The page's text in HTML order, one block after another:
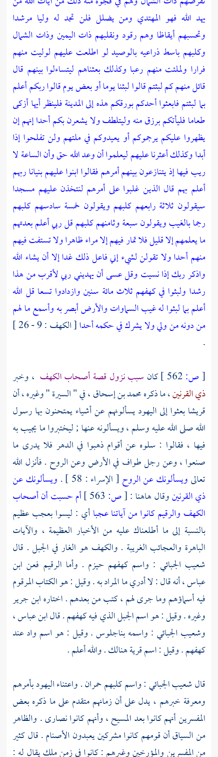
يهد الله فهو المهتدي ومن يضلل فلن تجد له وليا مرشدا
وتحسبهم أيقاظا وهم رقود ونقلبهم ذات اليمين وذات الشمال
وكلبهم باسط ذراعيه بالوصيد لو اطلعت عليهم لوليت منهم
فرارا ولملئت منهم رعبا وكذلك بعثناهم ليتساءلوا بينهم قال
قائل منهم كم لبثتم قالوا لبثنا يوما أو بعض يوم قالوا ربكم أعلم
بما لبثتم فابعثوا أحدكم بورقكم هذه إلى المدينة فلينظر أيها أزكى
طعاما فليأتكم برزق منه وليتلطف ولا يشعرن بكم أحدا إنهم إن
يظهروا عليكم يرجموكم أو يعيدوكم في ملتهم ولن تفلحوا إذا
أبدا وكذلك أعثرنا عليهم ليعلموا أن وعد الله حق وأن الساعة لا
ريب فيها إذ يتنازعون بينهم أمرهم فقالوا ابنوا عليهم بنيانا ربهم
أعلم بهم قال الذين غلبوا على أمرهم لنتخذن عليهم مسجدا
سيقولون ثلاثة رابعهم كلبهم ويقولون خمسة سادسهم كلبهم
رجما بالغيب ويقولون سبعة وثامنهم كلبهم قل ربي أعلم بعدتهم
ما يعلمهم إلا قليل فلا تمار فيهم إلا مراء ظاهرا ولا تستفت فيهم
منهم أحدا ولا تقولن لشيء إني فاعل ذلك غدا إلا أن يشاء الله
واذكر ربك إذا نسيت وقل عسى أن يهديني ربي لأقرب من هذا
رشدا ولبثوا في كهفهم ثلاث مائة سنين وازدادوا تسعا قل الله
أعلم بما لبثوا له غيب السماوات والأرض أبصر به وأسمع ما لهم
من دونه من ولي ولا يشرك في حكمه أحدا
[ الكهف : 9 - 26 ]
.
[ص: كان سبب نزول قصة أصحاب الكهف ، وخبر
ذي القرنين، ما ذكرهمحمد بن إسحاق، في " السيرة " وغيره ، أن
قريشابعثوا إلىاليهوديسألونهم عن أشياء يمتحنون بها رسول
الله صلى الله عليه وسلم ، ويسألونه عنها ; ليختبروا ما يجيب به
فيها ، فقالوا : سلوه عن أقوام ذهبوا في الدهر فلا يدرى ما
صنعوا ، وعن رجل طواف في الأرض وعن الروح . فأنزل الله
تعالىويسألونك عن الروح [ الإسراء : 58 ] .
ويسألونك عن
ذي القرنينوقال هاهنا :[ص:
أم حسبت أن أصحاب
الكهف والرقيم كانوا من آياتنا عجباأي : ليسوا بعجب عظيم
بالنسبة إلى ما أطلعناك عليه من الأخبار العظيمة ، والآيات
الباهرة والعجائب الغريبة . والكهف هو الغار في الجبل . قال
شعيب الجبائي : واسم كهفهم حيزم . وأما الرقيم فعن ابن
عباس، أنه قال : لا أدري ما المراد به . وقيل : هو الكتاب المرقوم
فيه أسماؤهم وما جرى لهم ، كتب من بعدهم . اختارهابن جرير
وغيره . وقيل : هو اسم الجبل الذي فيه كهفهم . قالابن عباس،
وشعيب الجبائي : واسمهبناجلوس. وقيل : هو اسم واد عند
كهفهم . وقيل : اسم قرية هنالك . والله أعلم .
قالشعيب الجبائي: واسم كلبهم حمران . واعتناءاليهودبأمرهم
ومعرفة خبرهم ، يدل على أن زمانهم متقدم على ما ذكره بعض
المفسرين أنهم كانوا بعد المسيح ، وأنهم كانوانصارى. والظاهر
من السياق أن قومهم كانوا مشركين يعبدون الأصنام . قال كثير
من المفسرين والمؤرخين وغيرهم : كانوا في زمن ملك يقال له :